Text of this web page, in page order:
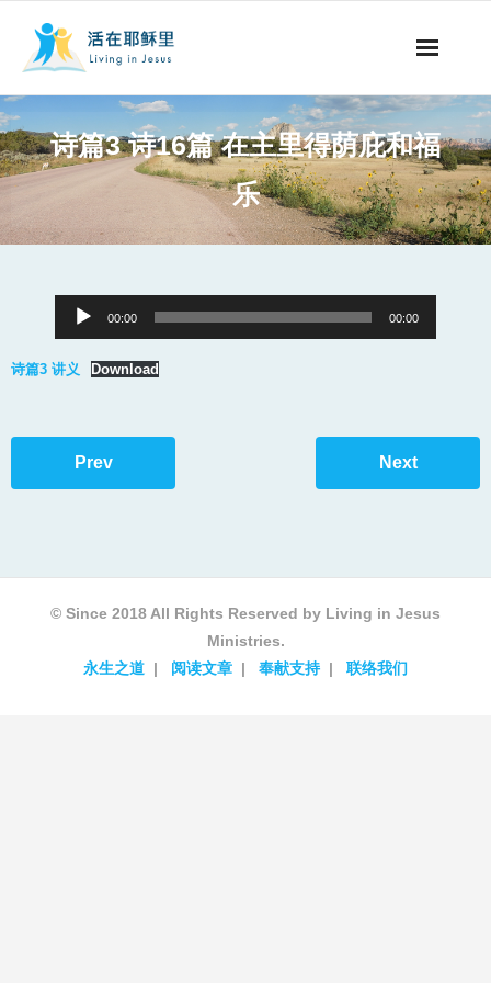
视听节目
阅读文章
奉献支持
诗篇3 诗16篇 在主里得荫庇和福
乐
Audio
Player
00:00 00:00
诗篇3 讲义 Download
Prev Next
© Since 2018 All Rights Reserved by Living in Jesus
Ministries.
永生之道
阅读文章 奉献支持 联络我们